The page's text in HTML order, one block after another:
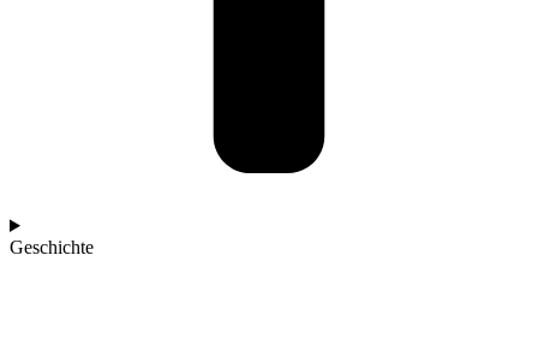
Geschichte